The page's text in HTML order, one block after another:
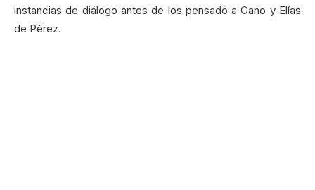
instancias de diálogo antes de los pensado a Cano y Elías
de Pérez.